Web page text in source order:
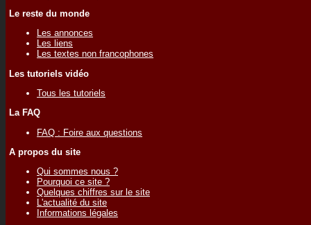
Le reste du monde
Les annonces
Les liens
Les textes non francophones
Les tutoriels vidéo
Tous les tutoriels
La FAQ
FAQ : Foire aux questions
A propos du site
Qui sommes nous ?
Pourquoi ce site ?
Quelques chiffres sur le site
L'actualité du site
Informations légales